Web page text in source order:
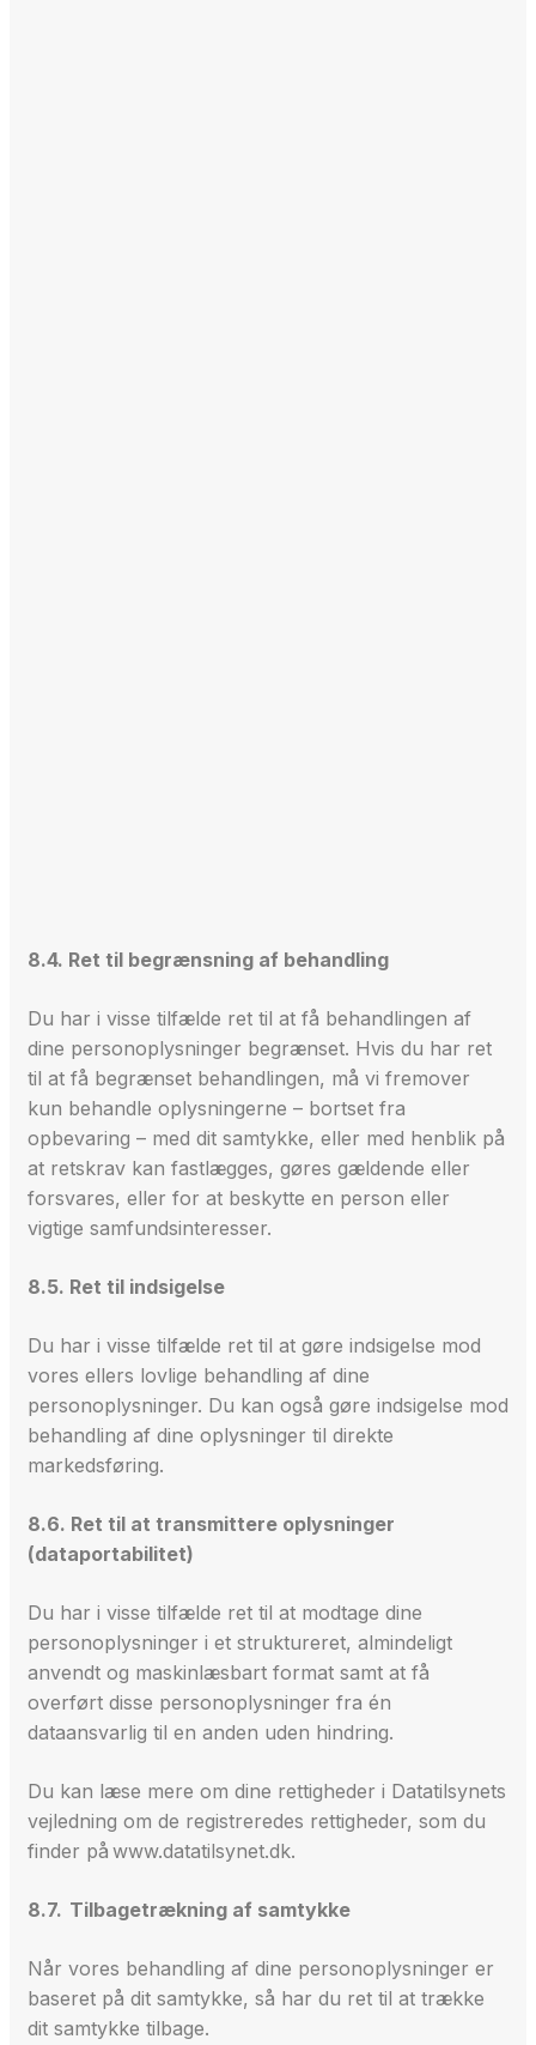
8.4. Ret til begrænsning af behandling
Du har i visse tilfælde ret til at få behandlingen af
dine personoplysninger begrænset. Hvis du har ret
til at få begrænset behandlingen, må vi fremover
kun behandle oplysningerne – bortset fra
opbevaring – med dit samtykke, eller med henblik på
at retskrav kan fastlægges, gøres gældende eller
forsvares, eller for at beskytte en person eller
vigtige samfundsinteresser.
8.5. Ret til indsigelse
Du har i visse tilfælde ret til at gøre indsigelse mod
vores ellers lovlige behandling af dine
personoplysninger. Du kan også gøre indsigelse mod
behandling af dine oplysninger til direkte
markedsføring.
8.6. Ret til at transmittere oplysninger
(dataportabilitet)
Du har i visse tilfælde ret til at modtage dine
personoplysninger i et struktureret, almindeligt
anvendt og maskinlæsbart format samt at få
overført disse personoplysninger fra én
dataansvarlig til en anden uden hindring.
Du kan læse mere om dine rettigheder i Datatilsynets
vejledning om de registreredes rettigheder, som du
finder på www.datatilsynet.dk.
8.7. Tilbagetrækning af samtykke
Når vores behandling af dine personoplysninger er
baseret på dit samtykke, så har du ret til at trække
dit samtykke tilbage.